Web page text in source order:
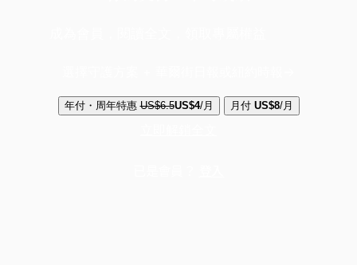
年付・周年特惠 US$6.5US$4/月 月付 US$8/月